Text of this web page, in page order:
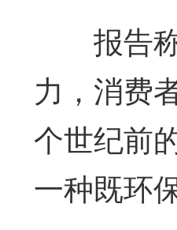
报告称
力，消费
个世纪前
一种既环